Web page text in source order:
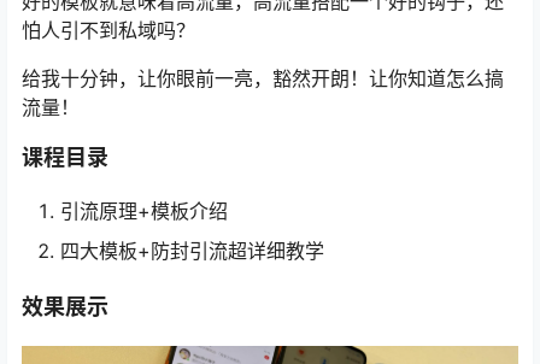
怕人引不到私域吗？
给我十分钟，让你眼前一亮，豁然开朗！让你知道怎么搞
流量！
课程目录
引流原理+模板介绍
四大模板+防封引流超详细教学
效果展示